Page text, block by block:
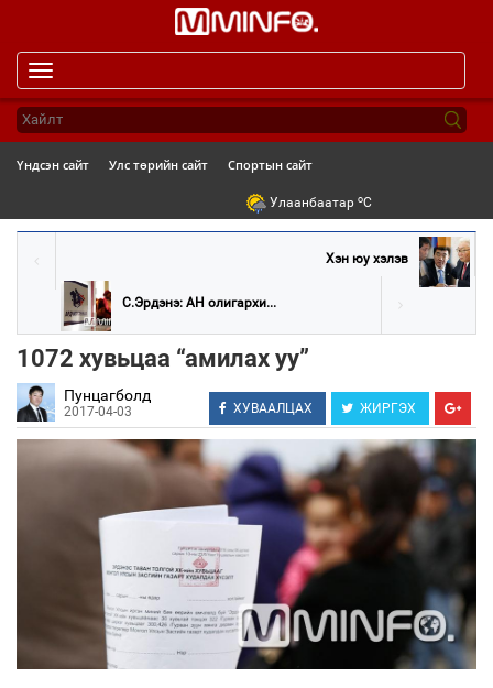
navigation
Үндсэн сайт Улс төрийн сайт Спортын сайт
Улаанбаатар oC
Хэн юу хэлэв
С.Эрдэнэ: АН олигархи...
1072 хувьцаа “амилах уу”
Пунцагболд
2017-04-03 ХУВААЛЦАХ ЖИРГЭХ